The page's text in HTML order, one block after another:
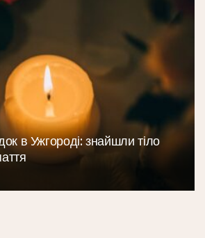
в Ужгороді: знайшли тіло